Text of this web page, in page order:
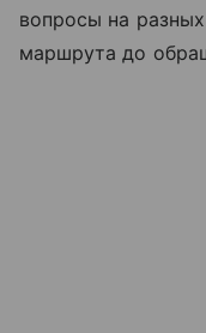
вопросы на
маршрута до